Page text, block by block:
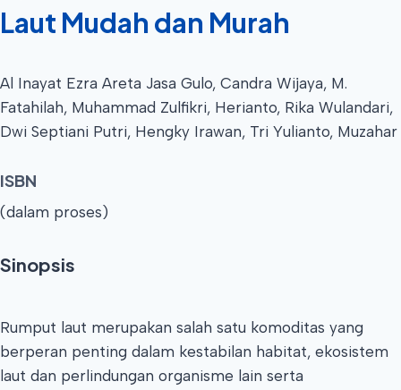
Laut Mudah dan Murah
Al Inayat Ezra Areta Jasa Gulo, Candra Wijaya, M.
Fatahilah, Muhammad Zulfikri, Herianto, Rika Wulandari,
Dwi Septiani Putri, Hengky Irawan, Tri Yulianto, Muzahar
ISBN
(dalam proses)
Sinopsis
Rumput laut merupakan salah satu komoditas yang
berperan penting dalam kestabilan habitat, ekosistem
laut dan perlindungan organisme lain serta